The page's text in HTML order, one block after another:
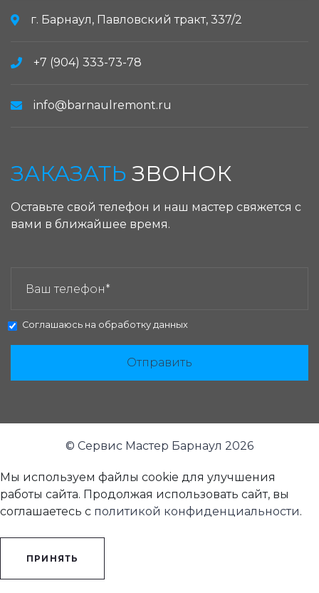
г. Барнаул, Павловский тракт, 337/2
+7 (904) 333-73-78
info@barnaulremont.ru
ЗАКАЗАТЬ ЗВОНОК
Оставьте свой телефон и наш мастер свяжется с
вами в ближайшее время.
Соглашаюсь на обработку данных
Отправить
© Сервис Мастер Барнаул 2026
Мы используем файлы cookie для улучшения
работы сайта. Продолжая использовать сайт, вы
соглашаетесь с политикой конфиденциальности.
ПРИНЯТЬ